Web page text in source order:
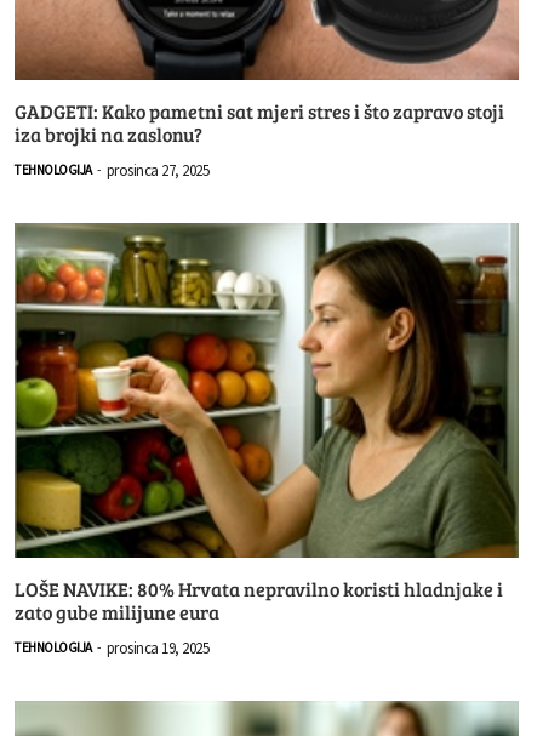
GADGETI: Kako pametni sat mjeri stres i što zapravo stoji
iza brojki na zaslonu?
TEHNOLOGIJA - prosinca 27, 2025
LOŠE NAVIKE: 80% Hrvata nepravilno koristi hladnjake i
zato gube milijune eura
TEHNOLOGIJA - prosinca 19, 2025